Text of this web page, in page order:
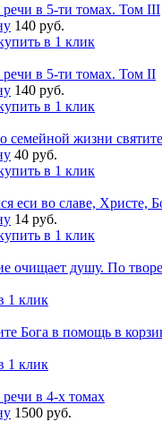
в 5-ти томах. Том III
140 руб.
в 1 клик
в 5-ти томах. Том II
140 руб.
в 1 клик
семейной жизни
40 руб.
в 1 клик
еси во славе, Христе,
14 руб.
в 1 клик
очищает душу. По
1 клик
Бога в помощь в
1 клик
в 4-х томах
1500 руб.